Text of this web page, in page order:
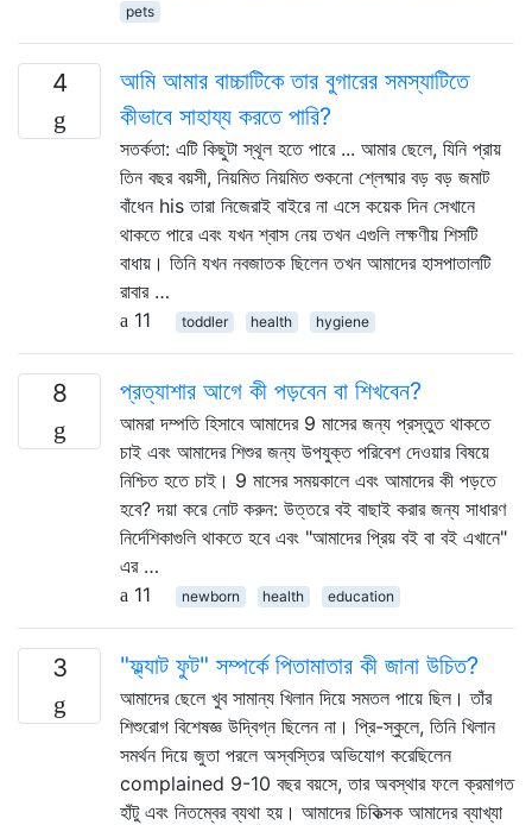
pets
4
আমি আমার বাচ্চাটিকে তার বুগারের সমস্যাটিতে
কীভাবে সাহায্য করতে পারি?
সতর্কতা: এটি কিছুটা স্থূল হতে পারে ... আমার ছেলে, যিনি প্রায়
তিন বছর বয়সী, নিয়মিত নিয়মিত শুকনো শ্লেষ্মার বড় বড় জমাট
বাঁধেন his তারা নিজেরাই বাইরে না এসে কয়েক দিন সেখানে
থাকতে পারে এবং যখন শ্বাস নেয় তখন এগুলি লক্ষণীয় শিসটি
বাধায়। তিনি যখন নবজাতক ছিলেন তখন আমাদের হাসপাতালটি
রাবার …
11
toddler health hygiene
8 প্রত্যাশার আগে কী পড়বেন বা শিখবেন?
আমরা দম্পতি হিসাবে আমাদের 9 মাসের জন্য প্রস্তুত থাকতে
চাই এবং আমাদের শিশুর জন্য উপযুক্ত পরিবেশ দেওয়ার বিষয়ে
নিশ্চিত হতে চাই। 9 মাসের সময়কালে এবং আমাদের কী পড়তে
হবে? দয়া করে নোট করুন: উত্তরে বই বাছাই করার জন্য সাধারণ
নির্দেশিকাগুলি থাকতে হবে এবং "আমাদের প্রিয় বই বা বই এখানে"
এর …
11
newborn health education
3 "ফ্ল্যাট ফুট" সম্পর্কে পিতামাতার কী জানা উচিত?
আমাদের ছেলে খুব সামান্য খিলান দিয়ে সমতল পায়ে ছিল। তাঁর
শিশুরোগ বিশেষজ্ঞ উদ্বিগ্ন ছিলেন না। প্রি-স্কুলে, তিনি খিলান
সমর্থন দিয়ে জুতা পরলে অস্বস্তির অভিযোগ করেছিলেন
complained 9-10 বছর বয়সে, তার অবস্থার ফলে ক্রমাগত
হাঁটু এবং নিতম্বের ব্যথা হয়। আমাদের চিকিত্সক আমাদের ব্যাখ্যা